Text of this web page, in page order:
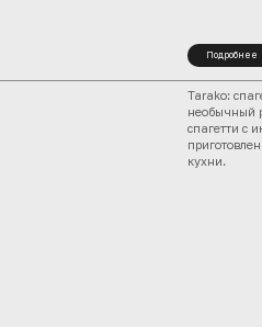
Подробнее
Tarako:
необычный
спагетти с
кухни.